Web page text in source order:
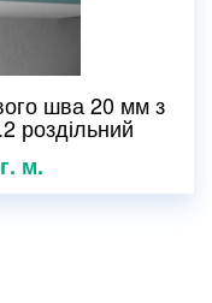
шва 20 мм з
роздільний
м.